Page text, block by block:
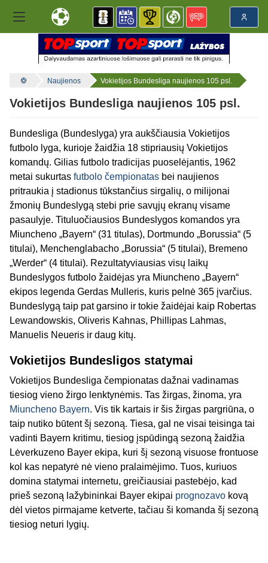
Naujienos Vokietijos Bundesliga naujienos 105 psl.
Vokietijos Bundesliga naujienos 105 psl.
Bundesliga (Bundeslyga) yra aukščiausia Vokietijos
futbolo lyga, kurioje žaidžia 18 stipriausių Vokietijos
komandų. Gilias futbolo tradicijas puoselėjantis, 1962
metai sukurtas futbolo čempionatas bei naujienos
pritraukia į stadionus tūkstančius sirgalių, o milijonai
žmonių Bundeslygą stebi prie savųjų ekranų visame
pasaulyje. Tituluočiausios Bundeslygos komandos yra
Miuncheno „Bayern“ (31 titulas), Dortmundo „Borussia“ (5
titulai), Menchenglabacho „Borussia“ (5 titulai), Bremeno
„Werder“ (4 titulai). Rezultatyviausias visų laikų
Bundeslygos futbolo žaidėjas yra Miuncheno „Bayern“
ekipos legenda Gerdas Mulleris, kuris pelnė 365 įvarčius.
Bundeslygą taip pat garsino ir tokie žaidėjai kaip Robertas
Lewandowskis, Oliveris Kahnas, Phillipas Lahmas,
Manuelis Neueris ir daug kitų.
Vokietijos Bundesligos statymai
Vokietijos Bundesliga čempionatas dažnai vadinamas
tiesiog vieno žirgo lenktynėmis. Tas žirgas, žinoma, yra
Miuncheno Bayern. Vis tik kartais ir šis žirgas pargriūna, o
taip nutiko būtent šį sezoną. Tiesa, gal ne visai teisinga tai
vadinti Bayern kritimu, tiesiog įspūdingą sezoną žaidžia
Lėverkuzeno Bayer ekipa, kuri šį sezoną visuose frontuose
kol kas nepatyrė nė vieno pralaimėjimo. Tuos, kuriuos
domina statymai internetu, greičiausiai pastebėjo, kad
prieš sezoną lažybininkai Bayer ekipai prognozavo kovą
dėl vietos pirmajame ketverte, tačiau ši komanda šį sezoną
tiesiog neturi lygių.